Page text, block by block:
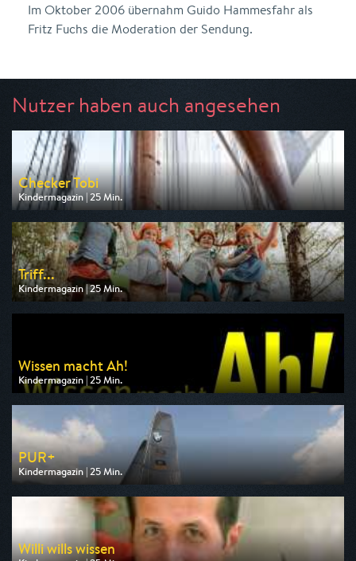
Im Oktober 2006 übernahm Guido Hammesfahr als
Fritz Fuchs die Moderation der Sendung.
Nutzer haben auch angesehen
Checker Tobi
Kindermagazin | 25 Min.
Ausgestrahlt von KiKA
am 09.08.2026, 09:00
Triff...
Kindermagazin | 25 Min.
Ausgestrahlt von KiKA
am 10.08.2026, 13:15
Wissen macht Ah!
Kindermagazin | 25 Min.
Ausgestrahlt von WDR
am 10.08.2026, 07:10
PUR+
Kindermagazin | 25 Min.
Ausgestrahlt von KiKA
am 09.08.2026, 19:25
Willi wills wissen